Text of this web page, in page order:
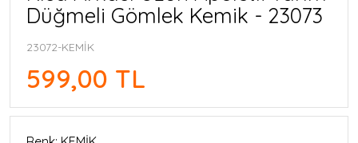
Düğmeli Gömlek Kemik - 23073
23072-KEMİK
599,00 TL